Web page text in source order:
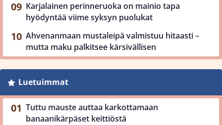
Karjalainen perinneruoka on mainio tapa
hyödyntää viime syksyn puolukat
Ahvenanmaan mustaleipä valmistuu hitaasti –
mutta maku palkitsee kärsivällisen
Luetuimmat
Tuttu mauste auttaa karkottamaan
banaanikärpäset keittiöstä